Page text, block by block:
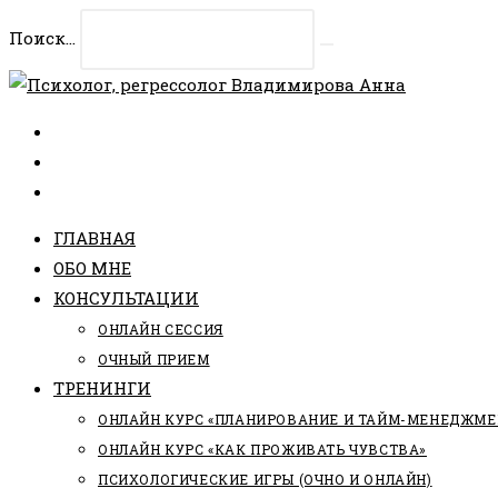
содержимому
Поиск...
ГЛАВНАЯ
ОБО МНЕ
КОНСУЛЬТАЦИИ
ОНЛАЙН СЕССИЯ
ОЧНЫЙ ПРИЕМ
ТРЕНИНГИ
ОНЛАЙН КУРС «ПЛАНИРОВАНИЕ И ТАЙМ-
ОНЛАЙН КУРС «КАК ПРОЖИВАТЬ ЧУВСТВА»
ПСИХОЛОГИЧЕСКИЕ ИГРЫ (ОЧНО И ОНЛАЙН)